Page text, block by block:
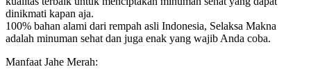
dinikmati kapan aja.
100% bahan alami dari rempah asli Indonesia, Selaksa Makna
adalah minuman sehat dan juga enak yang wajib Anda coba.
Manfaat Jahe Merah: